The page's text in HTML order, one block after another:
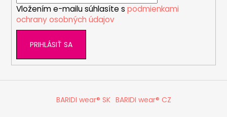
p
r
v
ý
i
Vložením e-mailu súhlasíte s podmienkami
ochrany osobných údajov
PRIHLÁSIŤ SA
BARIDI wear® SK BARIDI wear® CZ